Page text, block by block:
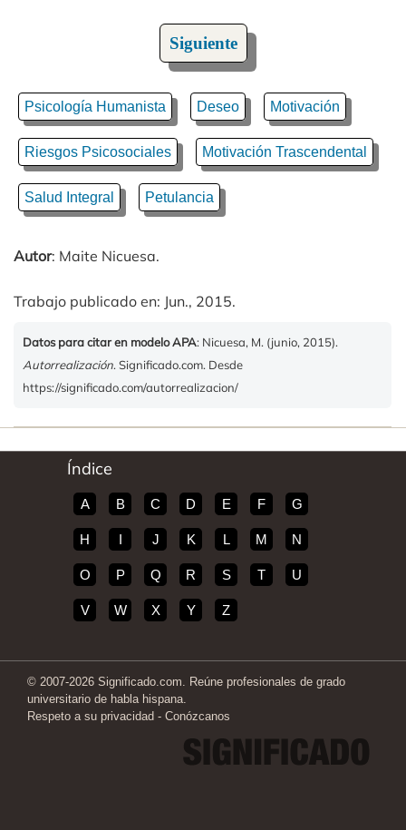
Siguiente
Psicología Humanista Deseo Motivación
Riesgos Psicosociales Motivación Trascendental
Salud Integral Petulancia
Autor: Maite Nicuesa.
Trabajo publicado en: Jun., 2015.
Datos para citar en modelo APA: Nicuesa, M. (junio, 2015).
Autorrealización. Significado.com. Desde
https://significado.com/autorrealizacion/
Índice
A B C D E F G
H J K L M N
O P Q R S T U
V W X Y Z
© 2007-2026 Significado.com. Reúne profesionales de grado
universitario de habla hispana.
Respeto a su privacidad - Conózcanos